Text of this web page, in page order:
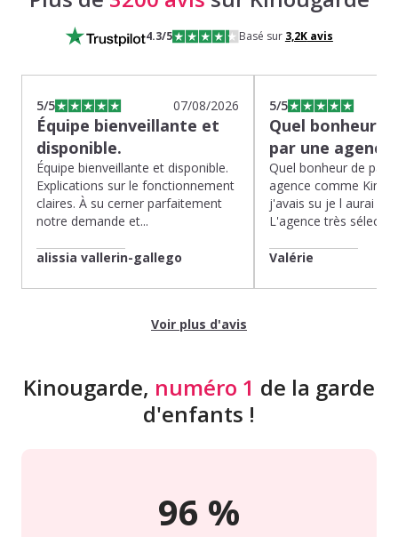
4.3/5 Basé sur 3,2Kavis
5/5 07/08/2026
Équipe bienveillante et
disponible.
Équipe bienveillante et disponible.
Explications sur le fonctionnement
claires. À su cerner parfaitement
notre demande et...
alissia vallerin-gallego
5/5
Quel bonheur
par une
Quel bonheur de
agence comme
j'avais su je l aurai
L'agence très
Valérie
Voir plus d'avis
Kinougarde, numéro 1 de la garde
d'enfants !
96 %